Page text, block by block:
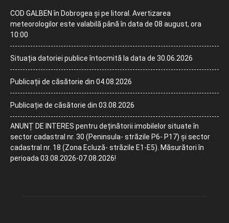
COD GALBEN în Dobrogea și pe litoral. Avertizarea
meteorologilor este valabilă până în data de 08 august, ora
10:00
Situația datoriei publice întocmită la data de 30.06.2026
Publicații de căsătorie din 04.08.2026
Publicație de căsătorie din 03.08.2026
ANUNȚ DE INTERES pentru deținătorii imobilelor situate în
sector cadastral nr. 30 (Peninsula- străzile P6- P17) și sector
cadastral nr. 18 (Zona Ecluză- străzile E1-E5). Măsurători în
perioada 03.08.2026-07.08.2026!